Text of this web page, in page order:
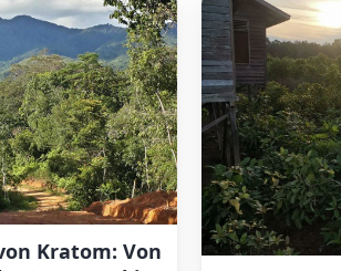
Kratom: Von